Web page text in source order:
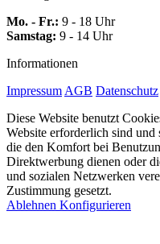
Mo. - Fr.: 9 - 18 Uhr
Samstag: 9 - 14 Uhr
Informationen
Impressum AGB Datenschutz
Diese Website benutzt
Website erforderlich sind und
die den Komfort bei
Direktwerbung dienen oder
und sozialen Netzwerken
Zustimmung gesetzt.
Ablehnen Konfigurieren